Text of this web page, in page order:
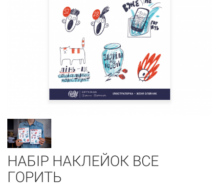
НАБІР НАКЛЕЙОК ВСЕ
ГОРИТЬ